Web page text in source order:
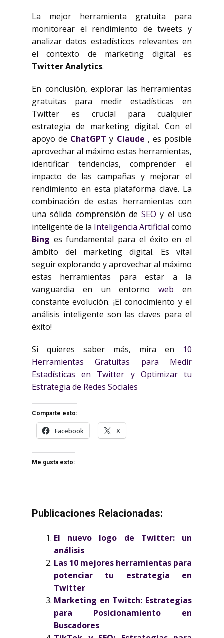
La mejor herramienta gratuita para
monitorear el rendimiento de tweets y
analizar datos estadísticos relevantes en
el contexto de marketing digital es
Twitter Analytics.
En conclusión, explorar las herramientas
gratuitas para medir estadísticas en
Twitter es crucial para cualquier
estrategia de marketing digital. Con el
apoyo de ChatGPT y Claude , es posible
aprovechar al máximo estas herramientas,
identificar tendencias, comprender el
impacto de las campañas y mejorar el
rendimiento en esta plataforma clave. La
combinación de estas herramientas con
una sólida comprensión deSEO y el uso
inteligente de la Inteligencia Artificial como
Bing es fundamental para el éxito en el
ámbito del marketing digital. Es vital
seguir explorando y aprovechar al máximo
estas herramientas para estar a la
vanguardia en un entornoweb en
constante evolución. ¡El conocimiento y el
análisis inteligente son las claves para el
éxito!
Si quieres saber más, mira en 10
Herramientas Gratuitas para Medir
Estadísticas en Twitter y Optimizar tu
Estrategia de Redes Sociales
Comparte esto:
Facebook X
Me gusta esto:
Publicaciones Relacionadas:
El nuevo logo de Twitter: un
análisis
Las 10 mejores herramientas para
potenciar tu estrategia en
Twitter
Marketing en Twitch: Estrategias
para Posicionamiento en
Buscadores